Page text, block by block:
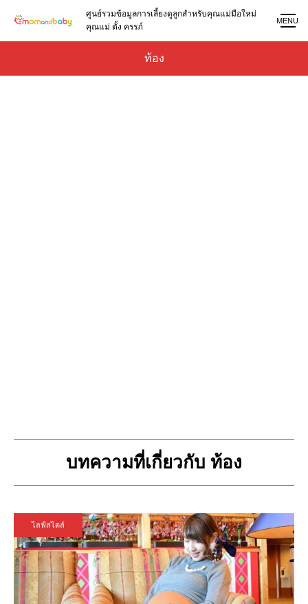
ศูนย์รวมข้อมูลการเลี้ยงดูลูกสำหรับคุณแม่มือใหม่
คุณแม่ ตั้ง ครรภ์
MENU
ท้อง
บทความที่เกี่ยวกับ ท้อง
ไลฟ์สไตล์